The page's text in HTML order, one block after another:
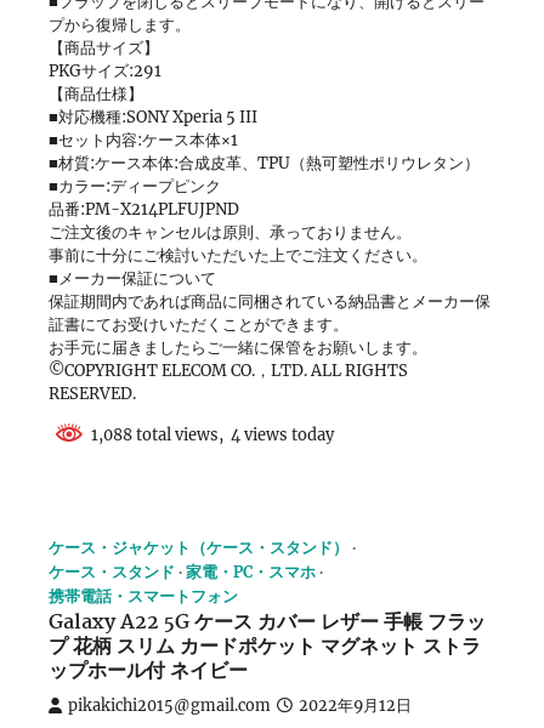
プから復帰します。
【商品サイズ】
PKGサイズ:291
【商品仕様】
■対応機種:SONY Xperia 5 III
■セット内容:ケース本体×1
■材質:ケース本体:合成皮革、TPU（熱可塑性ポリウレタン）
■カラー:ディープピンク
品番:PM-X214PLFUJPND
ご注文後のキャンセルは原則、承っておりません。
事前に十分にご検討いただいた上でご注文ください。
■メーカー保証について
保証期間内であれば商品に同梱されている納品書とメーカー保
証書にてお受けいただくことができます。
お手元に届きましたらご一緒に保管をお願いします。
©COPYRIGHT ELECOM CO.，LTD. ALL RIGHTS
RESERVED.
1,088 total views, 4 views today
ケース・ジャケット（ケース・スタンド）
ケース・スタンド
家電・PC・スマホ
携帯電話・スマートフォン
Galaxy A22 5G ケース カバー レザー 手帳 フラッ
プ 花柄 スリム カードポケット マグネット ストラ
ップホール付 ネイビー
pikakichi2015@gmail.com 2022年9月12日